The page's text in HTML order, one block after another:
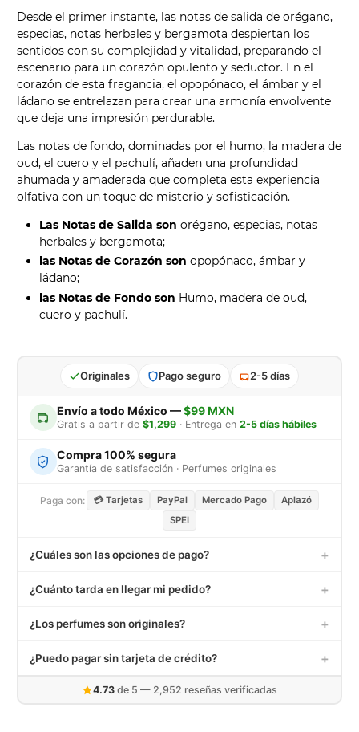
Desde el primer instante, las notas de salida de orégano,
especias, notas herbales y bergamota despiertan los
sentidos con su complejidad y vitalidad, preparando el
escenario para un corazón opulento y seductor. En el
corazón de esta fragancia, el opopónaco, el ámbar y el
ládano se entrelazan para crear una armonía envolvente
que deja una impresión perdurable.
Las notas de fondo, dominadas por el humo, la madera de
oud, el cuero y el pachulí, añaden una profundidad
ahumada y amaderada que completa esta experiencia
olfativa con un toque de misterio y sofisticación.
Las Notas de Salida son orégano, especias, notas
herbales y bergamota;
las Notas de Corazón son opopónaco, ámbar y
ládano;
las Notas de Fondo son Humo, madera de oud,
cuero y pachulí.
Originales Pago seguro 2-5 días
Envío a todo México —$99 MXN
Gratis a partir de $1,299· Entrega en 2-5 días hábiles
Compra 100% segura
Garantía de satisfacción · Perfumes originales
Paga con: 💳 Tarjetas PayPal Mercado Pago
Aplazó
SPEI
¿Cuáles son las opciones de pago? +
American Express), PayPal, Mercado Pago, Aplazó,
¿Cuánto tarda en llegar mi pedido? +
Recibirás un correo con tu número de seguimiento una vez
¿Los perfumes son originales? +
perfumes 100% originales. Contamos con garantía de
¿Puedo pagar sin tarjeta de crédito? +
depósito en OXXO, o hasta en 6 quincenas con Aplazó sin
4.73 de 5 — 2,952 reseñas verificadas